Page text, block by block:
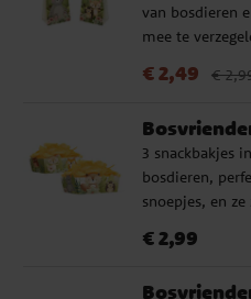
van bosdieren
mee te
een afmeting
Actuele prijs :
€ 2,49 €
3 snackbakjes
bosdieren,
snoepjes, en
15 x 10 x 7,5 cm.
Prijs :€ 2,99
€ 2,99